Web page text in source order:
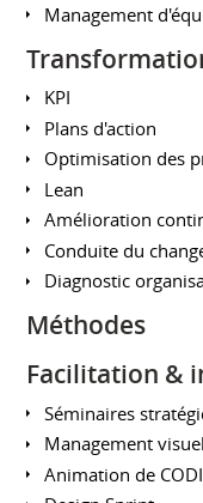
Management
KPI
Plans d'action
Optimisation des
Lean
Amélioration
Conduite du
Diagnostic
Méthodes
Facilitation &
Séminaires
Management visuel
Animation de